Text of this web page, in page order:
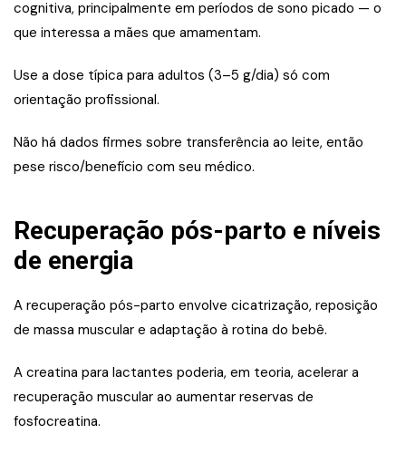
cognitiva, principalmente em períodos de sono picado — o
que interessa a mães que amamentam.
Use a dose típica para adultos (3–5 g/dia) só com
orientação profissional.
Não há dados firmes sobre transferência ao leite, então
pese risco/benefício com seu médico.
Recuperação pós-parto e níveis
de energia
A recuperação pós-parto envolve cicatrização, reposição
de massa muscular e adaptação à rotina do bebê.
A creatina para lactantes poderia, em teoria, acelerar a
recuperação muscular ao aumentar reservas de
fosfocreatina.